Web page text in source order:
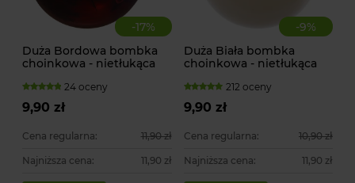
-17%
Duża Bordowa bombka
choinkowa - nietłukąca
24 oceny
9,90 zł
Cena regularna: 11,90 zł
Najniższa cena: 11,90 zł
-9%
Duża Biała bombka
choinkowa - nietłukąca
212 oceny
9,90 zł
Cena regularna: 10,90 zł
Najniższa cena: 11,90 zł